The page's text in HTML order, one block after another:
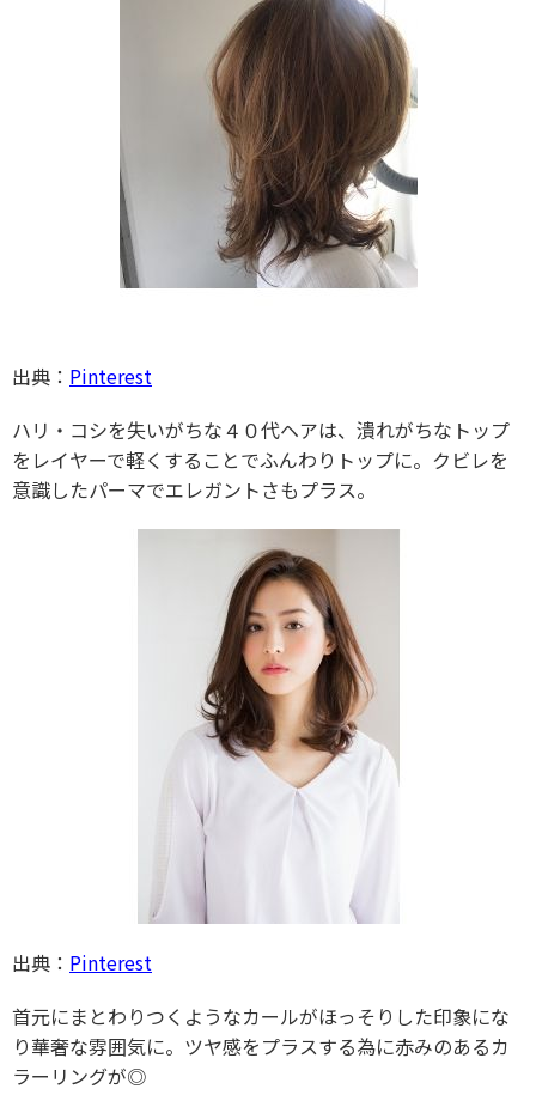
出典： Pinterest
ハリ・コシを失いがちな４０代ヘアは、潰れがちなトップ
をレイヤーで軽くすることでふんわりトップに。クビレを
意識したパーマでエレガントさもプラス。
出典： Pinterest
首元にまとわりつくようなカールがほっそりした印象にな
り華奢な雰囲気に。ツヤ感をプラスする為に赤みのあるカ
ラーリングが◎